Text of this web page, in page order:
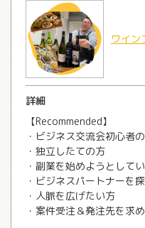
ワイン
詳細
【Recommended】
・ビジネス交流会初心者
・独立したての方
・副業を始めようとして
・ビジネスパートナーを
・人脈を広げたい方
・案件受注＆発注先を求